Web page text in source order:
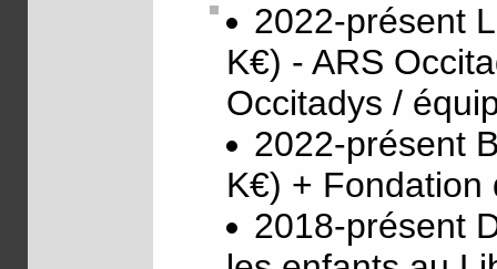
2022-présent
K€) - ARS
Occitadys /
2022-présent
K€) + Fondation
2018-présent